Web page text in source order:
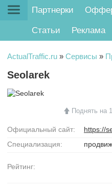
Партнерки
Статьи Реклама
ActualTraffic.ru » Сервисы »
Seolarek
Поднять на
Официальный сайт:
https://
Специализация:
Рейтинг: